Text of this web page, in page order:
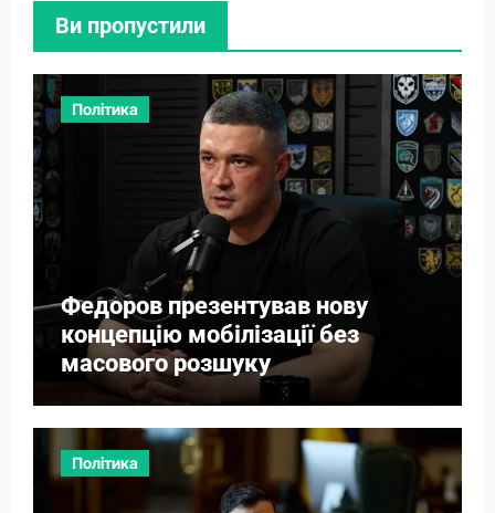
Ви пропустили
Політика
Федоров презентував нову
концепцію мобілізації без
масового розшуку
Політика